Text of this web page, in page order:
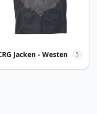
Jacken - Westen 5